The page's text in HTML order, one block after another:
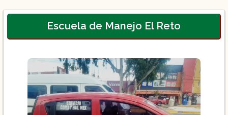
Escuela de Manejo El Reto